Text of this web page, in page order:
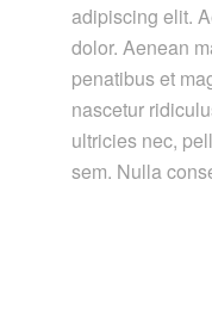
adipiscing elit.
dolor. Aenean
penatibus et
nascetur
ultricies nec,
sem. Nulla